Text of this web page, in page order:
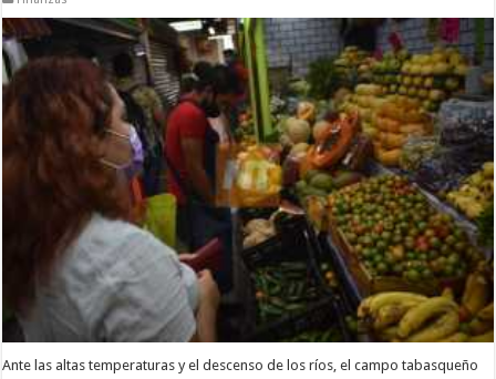
Ante las altas temperaturas y el descenso de los ríos, el campo tabasqueño